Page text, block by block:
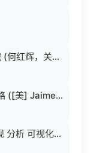
Android源码设计模式解析与实战 (何红辉，关爱民著, 何红辉, 关爱民著, 何红辉, 关爱民).pdf
决胜UX：互联网产品用户体验策略 ([美] Jaime Levy [[美] Jaime Levy]).epub
数据科学与大数据分析 数据的发现 分析 可视化与表示 ( etc.).epub